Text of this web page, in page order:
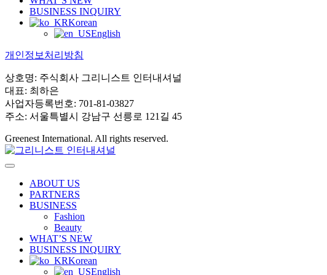
BUSINESS INQUIRY
Korean
English
개인정보처리방침
상호명: 주식회사 그리니스트 인터내셔널
대표: 최하은
사업자등록번호: 701-81-03827
주소: 서울특별시 강남구 선릉로 121길 45
Greenest International. All rights reserved.
ABOUT US
PARTNERS
BUSINESS
Fashion
Beauty
WHAT’S NEW
BUSINESS INQUIRY
Korean
English